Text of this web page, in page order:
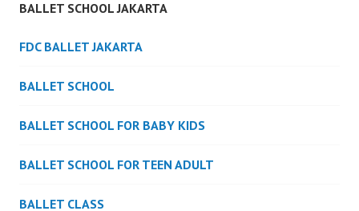
BALLET SCHOOL JAKARTA
FDC BALLET JAKARTA
BALLET SCHOOL
BALLET SCHOOL FOR BABY KIDS
BALLET SCHOOL FOR TEEN ADULT
BALLET CLASS